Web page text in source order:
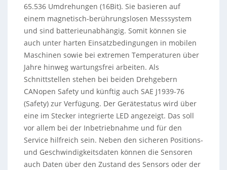
65.536 Umdrehungen (16Bit). Sie basieren auf
einem magnetisch-berührungslosen Messsystem
und sind batterieunabhängig. Somit können sie
auch unter harten Einsatzbedingungen in mobilen
Maschinen sowie bei extremen Temperaturen über
Jahre hinweg wartungsfrei arbeiten. Als
Schnittstellen stehen bei beiden Drehgebern
CANopen Safety und künftig auch SAE J1939-76
(Safety) zur Verfügung. Der Gerätestatus wird über
eine im Stecker integrierte LED angezeigt. Das soll
vor allem bei der Inbetriebnahme und für den
Service hilfreich sein. Neben den sicheren Positions-
und Geschwindigkeitsdaten können die Sensoren
auch Daten über den Zustand des Sensors oder der